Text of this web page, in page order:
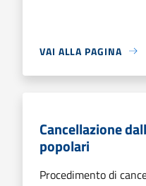
VAI ALLA PAGINA
Cancellazione
popolari
Procedimento di